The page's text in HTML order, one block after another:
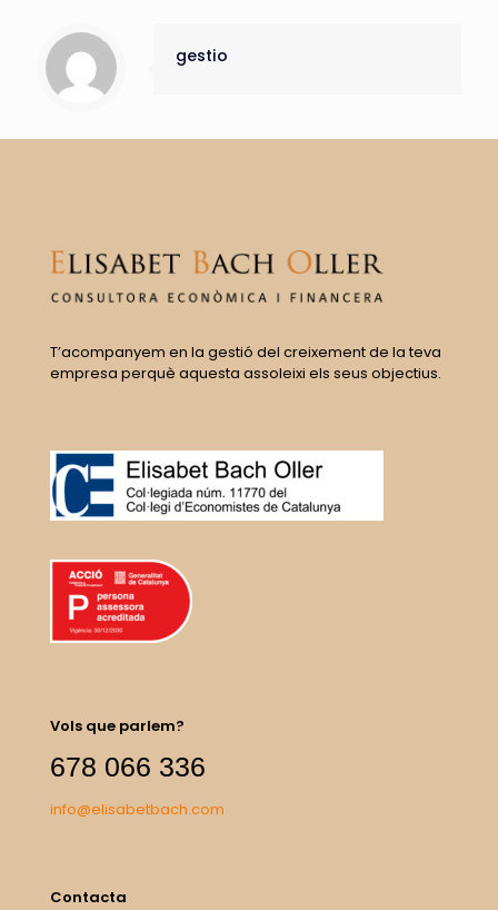
gestio
T’acompanyem en la gestió del creixement de la teva
empresa perquè aquesta assoleixi els seus objectius.
Vols que parlem?
678 066 336
info@elisabetbach.com
Contacta